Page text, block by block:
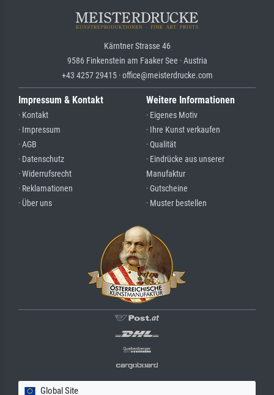
Kärntner Strasse 46
9586 Finkenstein am Faaker See · Austria
+43 4257 29415 · office@meisterdrucke.com
Impressum & Kontakt
· Kontakt
· Impressum
· AGB
· Datenschutz
· Widerrufsrecht
· Reklamationen
· Über uns
Weitere Informationen
· Eigenes Motiv
· Ihre Kunst verkaufen
· Qualität
· Eindrücke aus unserer
Manufaktur
· Gutscheine
· Muster bestellen
Global Site